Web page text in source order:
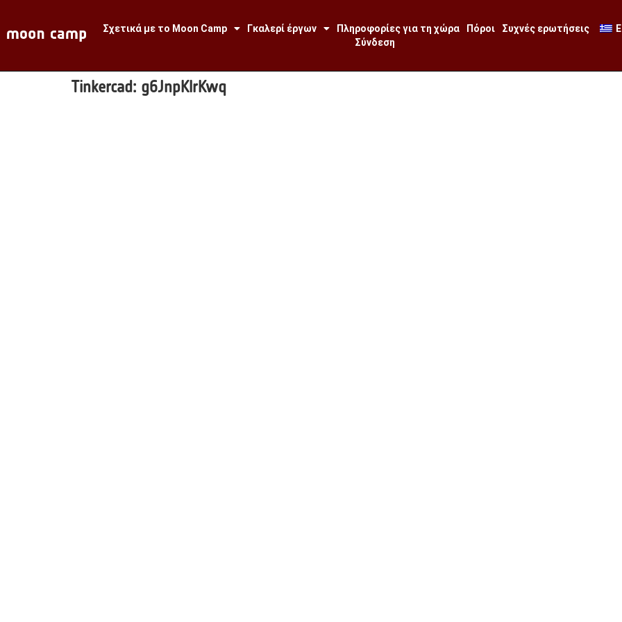
Σχετικά με το Moon Camp Γκαλερί έργων Πληροφορίες για τη χώρα Πόροι Συχνές ερωτήσεις
Σύνδεση
Tinkercad: g6JnpKlrKwq